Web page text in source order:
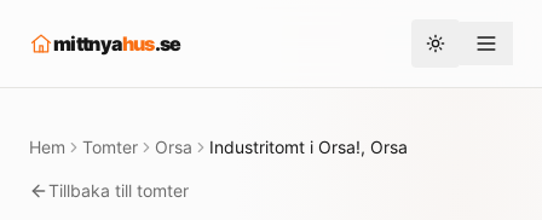
mittnyahus.se Toggle theme
Hem Tomter Orsa Industritomt i Orsa!, Orsa
Tillbaka till tomter